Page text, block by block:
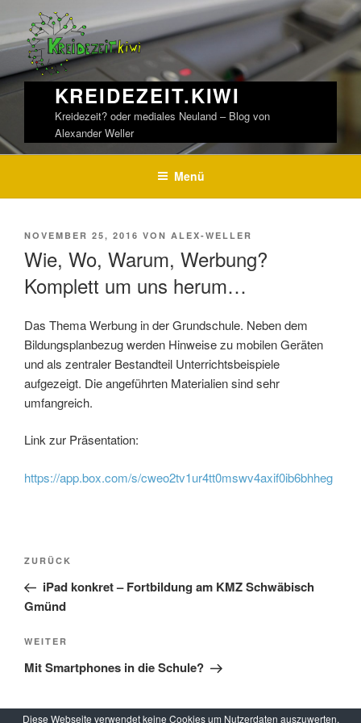
Inhalt
KREIDEZEIT.KIWI
Kreidezeit? oder mediales Neuland – Blog von
Alexander Weller
Menü
VERÖFFENTLICHT
NOVEMBER 25, 2016 VON ALEX-WELLER
Wie, Wo, Warum, Werbung?
Komplett um uns herum…
Das Thema Werbung in der Grundschule. Neben dem
Bildungsplanbezug werden Hinweise zu mobilen Geräten
und als zentraler Bestandteil Unterrichtsbeispiele
aufgezeigt. Die angeführten Materialien sind sehr
umfangreich.
Link zur Präsentation:
https://app.box.com/s/cweo2tv1ur4tt0mswv4axif0ib6bhheg
Beitragsnavigation
Vorheriger
Beitrag
ZURÜCK
iPad konkret – Fortbildung am KMZ Schwäbisch
Gmünd
Nächster
Beitrag
WEITER
Mit Smartphones in die Schule?
Diese Webseite verwendet keine Cookies um Nutzerdaten auszuwerten.